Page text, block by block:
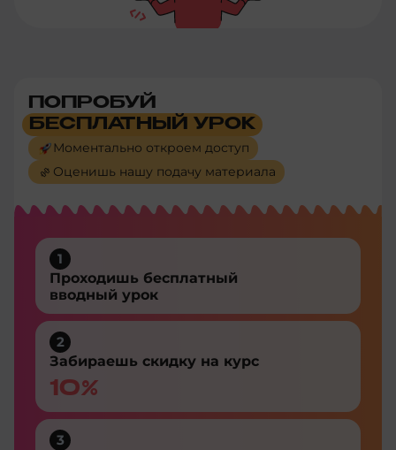
ПОПРОБУЙ
БЕСПЛАТНЫЙ УРОК
Моментально откроем доступ
Оценишь нашу подачу материала
1
Проходишь бесплатный
вводный урок
2
Забираешь скидку на курс
10%
3